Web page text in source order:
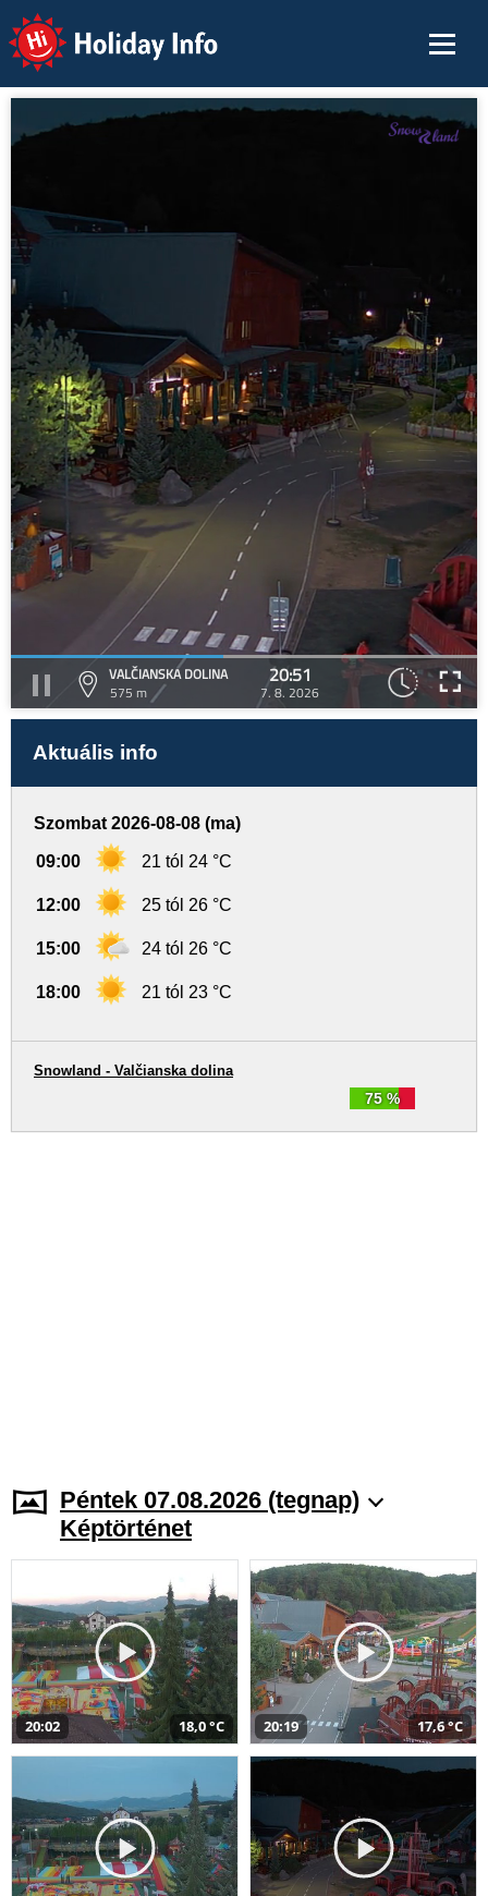
Holiday Info
VALČIANSKA DOLINA
575 m
20:51
7. 8. 2026
Aktuális info
Szombat 2026-08-08 (ma)
09:00 21 tól 24 °C
12:00 25 tól 26 °C
15:00 24 tól 26 °C
18:00 21 tól 23 °C
75 %
Snowland - Valčianska dolina
Péntek 07.08.2026 (tegnap)
Képtörténet
20:02 18,0 °C 20:19 17,6 °C